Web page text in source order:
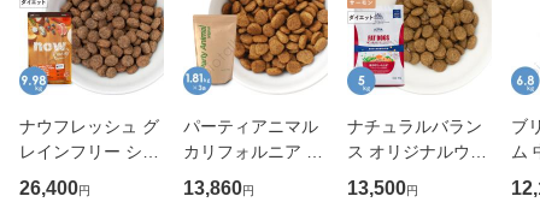
ナウフレッシュ グ
レインフリー シニ
ア＆ウェイトマネ
26,400円
パーティアニマル
カリフォルニア チ
キン＆オーツレシ
13,860円
ナチュラルバラン
ス オリジナルウル
トラ 低カロリーレ
13,500円
ブ
ム
グ